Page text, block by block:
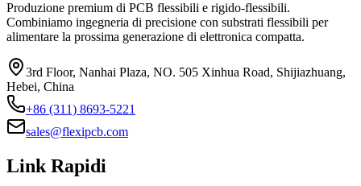
Produzione premium di PCB flessibili e rigido-flessibili.
Combiniamo ingegneria di precisione con substrati flessibili per
alimentare la prossima generazione di elettronica compatta.
3rd Floor, Nanhai Plaza, NO. 505 Xinhua Road, Shijiazhuang,
Hebei, China
+86 (311) 8693-5221
sales@flexipcb.com
Link Rapidi